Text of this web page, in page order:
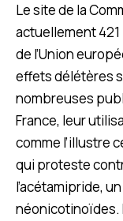
Le site de la
actuellement
de l’Union
effets délétères
nombreuses
France, leur
comme l’illustre
qui proteste
l’acétamipride,
néonicotinoïdes.